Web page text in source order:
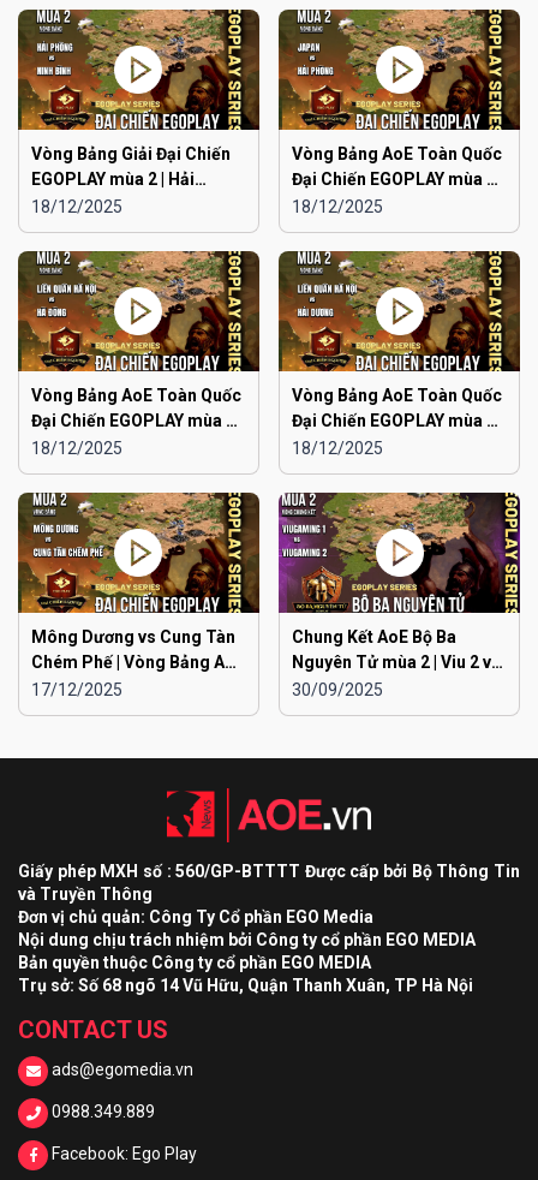
Vòng Bảng Giải Đại Chiến
EGOPLAY mùa 2 | Hải
Phòng vs Ninh Bình
18/12/2025
Vòng Bảng AoE Toàn Quốc
Đại Chiến EGOPLAY mùa 2 |
Japan vs Hải Phòng
18/12/2025
Vòng Bảng AoE Toàn Quốc
Đại Chiến EGOPLAY mùa 2 |
Liên Quân Hà Nội vs Hà
Đông
18/12/2025
Vòng Bảng AoE Toàn Quốc
Đại Chiến EGOPLAY mùa 2 |
Liên Quân Hà Nội vs Hải
Dương
18/12/2025
Mông Dương vs Cung Tàn
Chém Phế | Vòng Bảng AoE
Toàn Quốc Đại Chiến
EGOPLAY mùa 2
17/12/2025
Chung Kết AoE Bộ Ba
Nguyên Tử mùa 2 | Viu 2 vs
Viu 1
30/09/2025
Giấy phép MXH số : 560/GP-BTTTT Được cấp bởi Bộ Thông Tin
và Truyền Thông
Đơn vị chủ quản: Công Ty Cổ phần EGO Media
Nội dung chịu trách nhiệm bởi Công ty cổ phần EGO MEDIA
Bản quyền thuộc Công ty cổ phần EGO MEDIA
Trụ sở: Số 68 ngõ 14 Vũ Hữu, Quận Thanh Xuân, TP Hà Nội
CONTACT US
ads@egomedia.vn
0988.349.889
Facebook: Ego Play